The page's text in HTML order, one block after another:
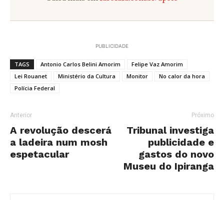
PUBLICIDADE
TAGS Antonio Carlos Belini Amorim
Felipe Vaz Amorim
Lei Rouanet
Ministério da Cultura Monitor
No calor da hora
Polícia Federal
Anterior
A revolução descerá
a ladeira num mosh
espetacular
Próximo
Tribunal investiga
publicidade e
gastos do novo
Museu do Ipiranga